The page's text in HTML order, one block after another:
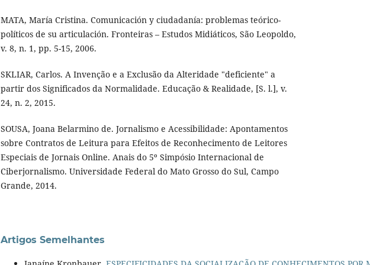
MATA, María Cristina. Comunicación y ciudadanía: problemas teórico-
políticos de su articulación. Fronteiras – Estudos Midiáticos, São Leopoldo,
v. 8, n. 1, pp. 5-15, 2006.
SKLIAR, Carlos. A Invenção e a Exclusão da Alteridade "deficiente" a
partir dos Significados da Normalidade. Educação & Realidade, [S. l.], v.
24, n. 2, 2015.
SOUSA, Joana Belarmino de. Jornalismo e Acessibilidade: Apontamentos
sobre Contratos de Leitura para Efeitos de Reconhecimento de Leitores
Especiais de Jornais Online. Anais do 5º Simpósio Internacional de
Ciberjornalismo. Universidade Federal do Mato Grosso do Sul, Campo
Grande, 2014.
Artigos Semelhantes